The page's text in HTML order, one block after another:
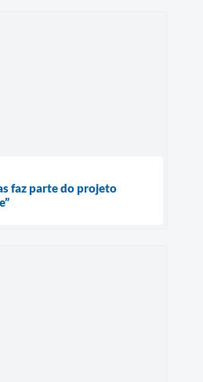
faz parte do projeto